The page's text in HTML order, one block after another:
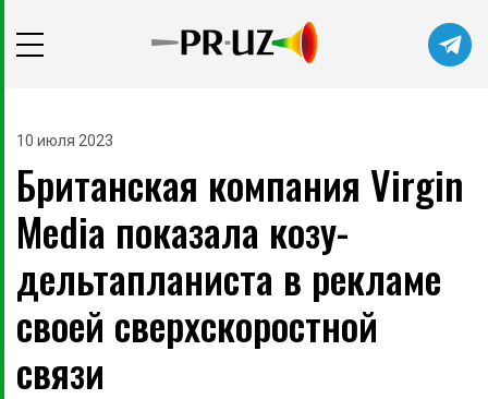
10 июля 2023
Британская компания Virgin
Media показала козу-
дельтапланиста в рекламе
своей сверхскоростной
связи